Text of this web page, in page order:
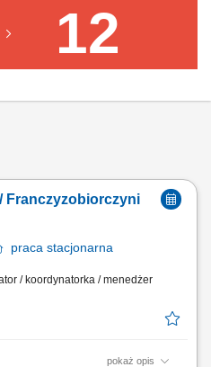
12
Franczyzobiorczyni
praca stacjonarna
/ koordynatorka / menedżer
pokaż opis